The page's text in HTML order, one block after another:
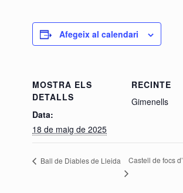
Afegeix al calendari
MOSTRA ELS
DETALLS
Data:
18 de maig de 2025
RECINTE
Gimenells
Ball de Diables de Lleida Castell de focs